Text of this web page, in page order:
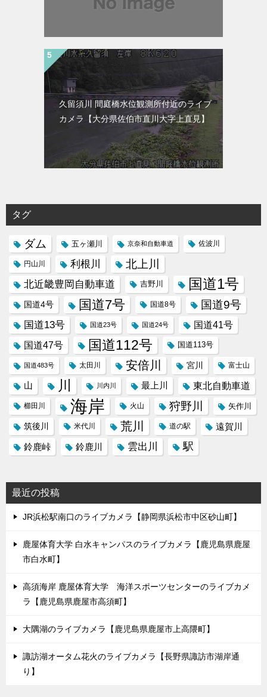
久留須川 間庭橋水位観測所付近のライブ
カメラ【大分県佐伯市直川大字上直見】
タグ
ダム 五ヶ瀬川 京奈和自動車道 佐波川
円山川 利根川 北上川
北近畿豊岡自動車道 吉野川 国道1号
国道4号 国道7号 国道8号 国道9号
国道13号 国道23号 国道24号 国道41号
国道47号 国道112号 国道113号
国道483号 太田川 安倍川 宮川 富士山
山 川 川内川 最上川 東北自動車道
櫛田川 海岸 火山 狩野川 矢作川
筑後川 米代川 荒川 道の駅
遠賀川
鈴鹿峠
鈴鹿川 雲出川 駅
最近の投稿
JR浜松駅南口のライブカメラ【静岡県浜松市中区砂山町】
鹿屋体育大学 白水キャンパスのライブカメラ【鹿児島県鹿屋
市白水町】
高須海岸 鹿屋体育大学 海洋スポーツセンターのライブカメ
ラ【鹿児島県鹿屋市高須町】
大隅湖のライブカメラ【鹿児島県鹿屋市上高隈町】
諏訪湖オータム花火のライブカメラ【長野県諏訪市湖岸通
り】